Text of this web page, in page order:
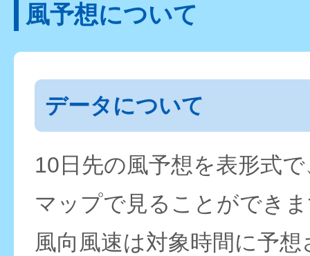
風予想について
データについて
10日先の風予想を表形式
マップで見ることができ
風向風速は対象時間に予